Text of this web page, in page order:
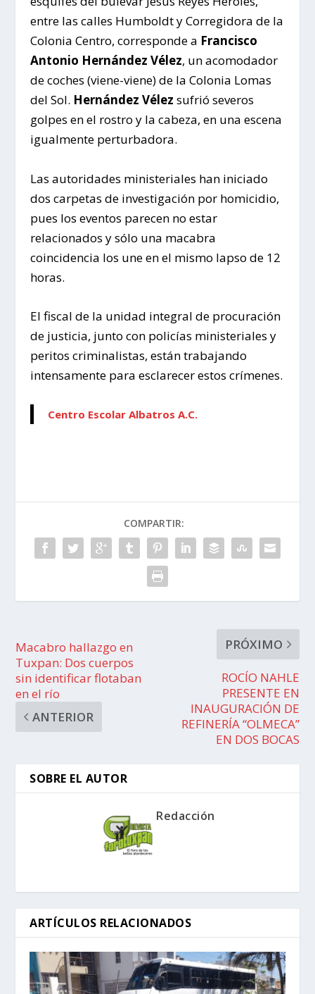
entre las calles Humboldt y Corregidora de la
Colonia Centro, corresponde a Francisco
Antonio Hernández Vélez, un acomodador
de coches (viene-viene) de la Colonia Lomas
del Sol. Hernández Vélez sufrió severos
golpes en el rostro y la cabeza, en una escena
igualmente perturbadora.
Las autoridades ministeriales han iniciado
dos carpetas de investigación por homicidio,
pues los eventos parecen no estar
relacionados y sólo una macabra
coincidencia los une en el mismo lapso de 12
horas.
El fiscal de la unidad integral de procuración
de justicia, junto con policías ministeriales y
peritos criminalistas, están trabajando
intensamente para esclarecer estos crímenes.
Centro Escolar Albatros A.C.
COMPARTIR:
Macabro hallazgo en
Tuxpan: Dos cuerpos
sin identificar flotaban
en el río
ANTERIOR
PRÓXIMO
ROCÍO NAHLE
PRESENTE EN
INAUGURACIÓN DE
REFINERÍA “OLMECA”
EN DOS BOCAS
SOBRE EL AUTOR
Redacción
ARTÍCULOS RELACIONADOS